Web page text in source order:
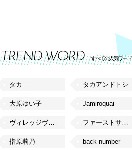
TREND WORD すべての人気ワード
タカ タカアンドトシ
大原ゆい子 Jamiroquai
ヴィレッジヴァンガード ファーストサマーウイカ
指原莉乃 back number